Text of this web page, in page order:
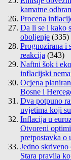
kamatne
Procena
Da li se i kako
oboljenje (335)
Prognozirana i
reakcija (343)
Naftni šok i
inflacijski
Ocjena
Bosne i
Dva potpuno
uvjetima koji
Inflacija u
Otvoreni
pretpostavka o
Jedno
Stara pravila